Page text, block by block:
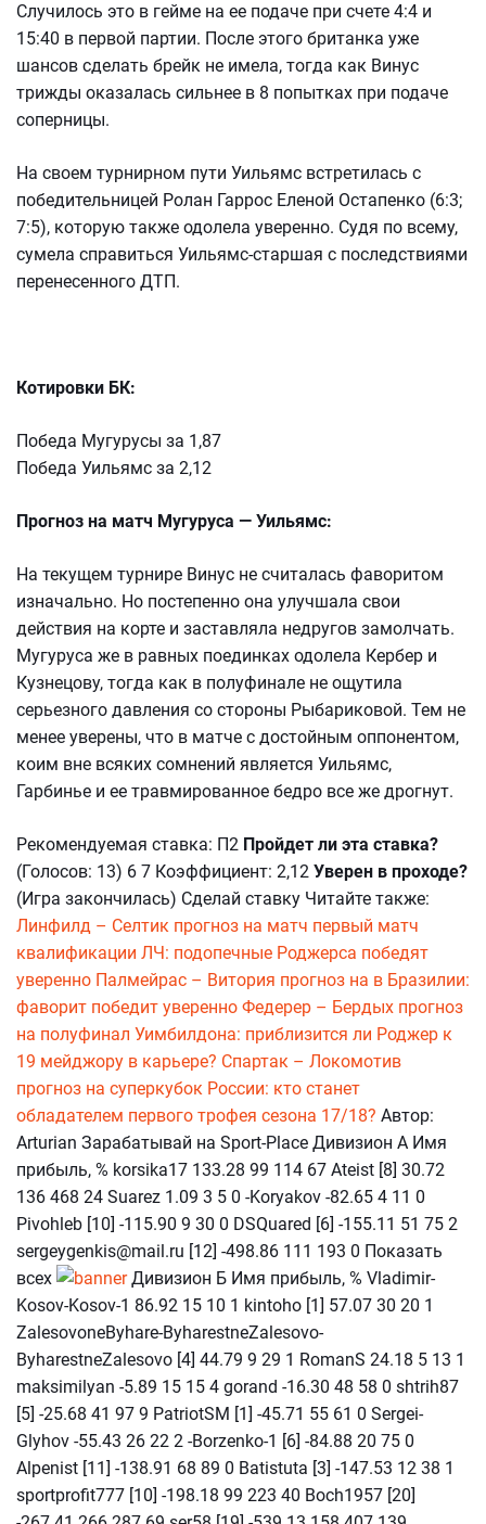
Случилось это в гейме на ее подаче при счете 4:4 и
15:40 в первой партии. После этого британка уже
шансов сделать брейк не имела, тогда как Винус
трижды оказалась сильнее в 8 попытках при подаче
соперницы.
На своем турнирном пути Уильямс встретилась с
победительницей Ролан Гаррос Еленой Остапенко (6:3;
7:5), которую также одолела уверенно. Судя по всему,
сумела справиться Уильямс-старшая с последствиями
перенесенного ДТП.
Котировки БК:
Победа Мугурусы за 1,87
Победа Уильямс за 2,12
Прогноз на матч Мугуруса — Уильямс:
На текущем турнире Винус не считалась фаворитом
изначально. Но постепенно она улучшала свои
действия на корте и заставляла недругов замолчать.
Мугуруса же в равных поединках одолела Кербер и
Кузнецову, тогда как в полуфинале не ощутила
серьезного давления со стороны Рыбариковой. Тем не
менее уверены, что в матче с достойным оппонентом,
коим вне всяких сомнений является Уильямс,
Гарбинье и ее травмированное бедро все же дрогнут.
Рекомендуемая ставка: П2 Пройдет ли эта ставка?
(Голосов: 13) 6 7 Коэффициент: 2,12 Уверен в проходе?
(Игра закончилась) Сделай ставку Читайте также:
Линфилд – Селтик прогноз на матч первый матч
квалификации ЛЧ: подопечные Роджерса победят
уверенно Палмейрас – Витория прогноз на в Бразилии:
фаворит победит уверенно Федерер – Бердых прогноз
на полуфинал Уимбилдона: приблизится ли Роджер к
19 мейджору в карьере? Спартак – Локомотив
прогноз на суперкубок России: кто станет
обладателем первого трофея сезона 17/18? Автор:
Arturian Зарабатывай на Sport-Place Дивизион А Имя
прибыль, % korsika17 133.28 99 114 67 Ateist [8] 30.72
136 468 24 Suarez 1.09 3 5 0 -Koryakov -82.65 4 11 0
Pivohleb [10] -115.90 9 30 0 DSQuared [6] -155.11 51 75 2
sergeygenkis@mail.ru [12] -498.86 111 193 0 Показать
всех
Дивизион Б Имя прибыль, % Vladimir-
Kosov-Kosov-1 86.92 15 10 1 kintoho [1] 57.07 30 20 1
ZalesovoneByhare-ByharestneZalesovo-
ByharestneZalesovo [4] 44.79 9 29 1 RomanS 24.18 5 13 1
maksimilyan -5.89 15 15 4 gorand -16.30 48 58 0 shtrih87
[5] -25.68 41 97 9 PatriotSM [1] -45.71 55 61 0 Sergei-
Glyhov -55.43 26 22 2 -Borzenko-1 [6] -84.88 20 75 0
Alpenist [11] -138.91 68 89 0 Batistuta [3] -147.53 12 38 1
sportprofit777 [10] -198.18 99 223 40 Boch1957 [20]